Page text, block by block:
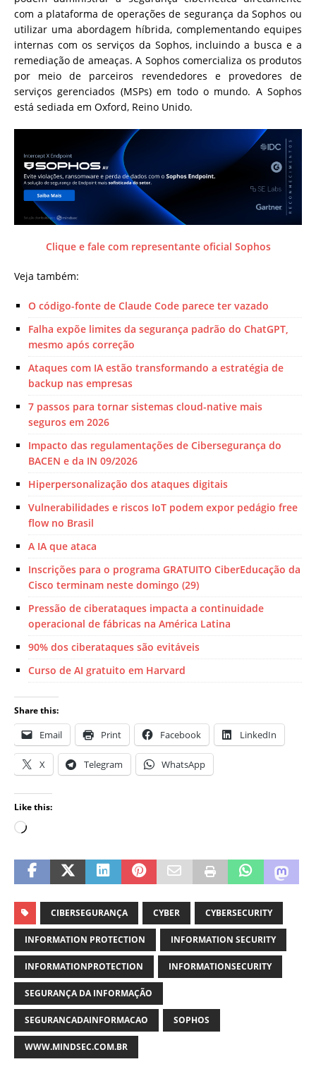
com a plataforma de operações de segurança da Sophos ou
utilizar uma abordagem híbrida, complementando equipes
internas com os serviços da Sophos, incluindo a busca e a
remediação de ameaças. A Sophos comercializa os produtos
por meio de parceiros revendedores e provedores de
serviços gerenciados (MSPs) em todo o mundo. A Sophos
está sediada em Oxford, Reino Unido.
Clique e fale com representante oficial Sophos
Veja também:
O código-fonte de Claude Code parece ter vazado
Falha expõe limites da segurança padrão do ChatGPT,
mesmo após correção
Ataques com IA estão transformando a estratégia de
backup nas empresas
7 passos para tornar sistemas cloud-native mais
seguros em 2026
Impacto das regulamentações de Cibersegurança do
BACEN e da IN 09/2026
Hiperpersonalização dos ataques digitais
Vulnerabilidades e riscos IoT podem expor pedágio free
flow no Brasil
A IA que ataca
Inscrições para o programa GRATUITO CiberEducação da
Cisco terminam neste domingo (29)
Pressão de ciberataques impacta a continuidade
operacional de fábricas na América Latina
90% dos ciberataques são evitáveis
Curso de AI gratuito em Harvard
Share this:
Email Print Facebook LinkedIn
X Telegram WhatsApp
Like this:
CIBERSEGURANÇA CYBER CYBERSECURITY
INFORMATION PROTECTION INFORMATION SECURITY
INFORMATIONPROTECTION INFORMATIONSECURITY
SEGURANÇA DA INFORMAÇÃO
SEGURANCADAINFORMACAO SOPHOS
WWW.MINDSEC.COM.BR